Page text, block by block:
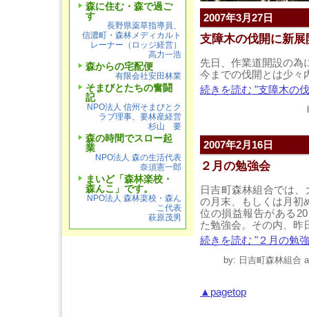
2007年3月27日
支障木の伐開に新展
先日、作業道開設の為
今までの伐開とは少々
続きを読む "支障木の
2007年2月16日
２月の勉強会
日吉町森林組合では
の月末、もしくは月
位の損益報告がある
た勉強会。その内、
続きを読む "２月の勉
by: 日吉町森林組合
▲pagetop
森に住む・森で過ご
す
長野県薬草指導員、
信濃町・森林メディカルト
レーナー（ロッジ経営）
高力一浩
森からの宅配便
有限会社安田林業
そまびとたちの奮闘
記
NPO法人 信州そまびとク
ラブ理事、要林産経営
杉山 要
森の時間でスロー起
業
NPO法人 森の生活代表
奈須憲一郎
まいど「森林楽校・
森んこ」です。
NPO法人 森林楽校・森ん
こ代表
萩原茂男